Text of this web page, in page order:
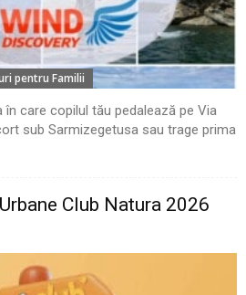
pentru Familii
care copilul tău pedalează pe Via
sub Sarmizegetusa sau trage prima
Club Natura 2026